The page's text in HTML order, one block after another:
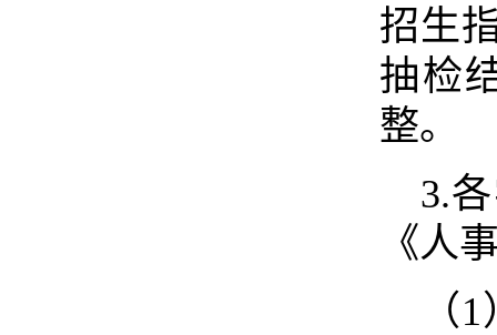
招生
抽检
整。
3.
《人
（